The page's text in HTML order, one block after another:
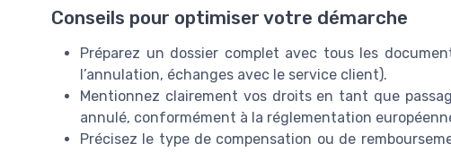
Conseils pour optimiser votre démarche
Préparez un dossier complet avec tous les
l’annulation, échanges avec le service client).
Mentionnez clairement vos droits en tant que
annulé, conformément à la réglementation
Précisez le type de compensation ou de